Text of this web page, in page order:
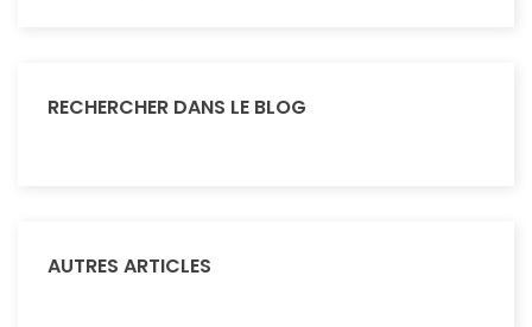
RECHERCHER DANS LE BLOG
AUTRES ARTICLES